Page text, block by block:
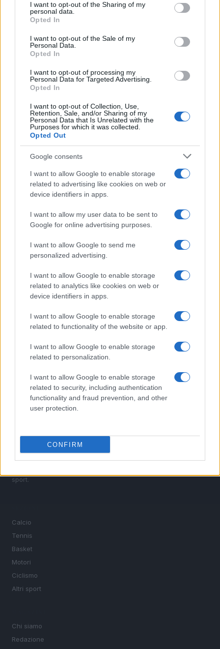
not limited to your visit or usage behaviour. You may click to
grant or deny consent to Google and its third-party tags to
use your data for below specified purposes in below Google
consent section.
I want to opt-out of the Sharing of my
personal data.
Opted In
I want to opt-out of the Sale of my
Personal Data.
Opted In
I want to opt-out of processing my
Personal Data for Targeted Advertising.
Opted In
I want to opt-out of Collection, Use,
Retention, Sale, and/or Sharing of my
Personal Data that Is Unrelated with the
Purposes for which it was collected.
Opted Out
Google consents
I want to allow Google to enable storage
related to advertising like cookies on web or
device identifiers in apps.
I want to allow my user data to be sent to
Google for online advertising purposes.
I want to allow Google to send me
personalized advertising.
I want to allow Google to enable storage
related to analytics like cookies on web or
device identifiers in apps.
I want to allow Google to enable storage
related to functionality of the website or app.
I want to allow Google to enable storage
related to personalization.
I want to allow Google to enable storage
related to security, including authentication
functionality and fraud prevention, and other
user protection.
CONFIRM
Nuova Zelanda: ondata di freddo eccezionale porta
neve a bassa quota
Francesca Lombardi · 4 Ago 2026
PIÙ LETTI
Elettrici e Musica in Sinfonia
Formazza e Valle Antrona
Scoperte carcasse di moto e motori in container
Il Córdoba ha ottenuto il II Trofeo Puertas dopo aver
sconfitto il Rayo ai rigori.
Nuova Zelanda: ondata di freddo eccezionale porta
neve a bassa quota
MotoGP e Olimpiadi. Le ultime news dalle competizioni
nazionali e internazionali, gli highlight delle partite, le
interviste ai protagonisti e i risultati in tempo reale di tutte
sport.
Calcio
Tennis
Basket
Motori
Ciclismo
Altri sport
Chi siamo
Redazione